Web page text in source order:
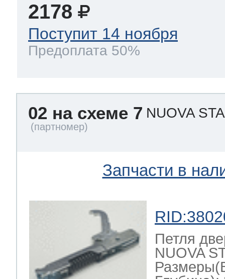
2178
Поступит 14 ноября
Предоплата 50%
02 на схеме 7 NUOVA
Запчасти в
Петля
NUOVA